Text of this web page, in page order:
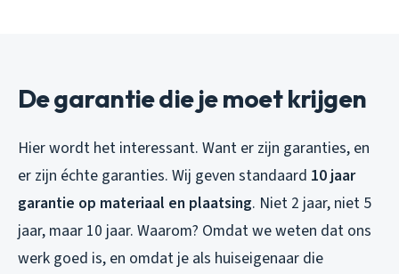
De garantie die je moet krijgen
Hier wordt het interessant. Want er zijn garanties, en
er zijn échte garanties. Wij geven standaard 10 jaar
garantie op materiaal en plaatsing. Niet 2 jaar, niet 5
jaar, maar 10 jaar. Waarom? Omdat we weten dat ons
werk goed is, en omdat je als huiseigenaar die